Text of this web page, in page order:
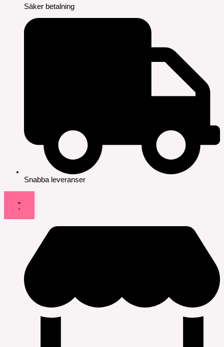
Säker betalning
Snabba leveranser